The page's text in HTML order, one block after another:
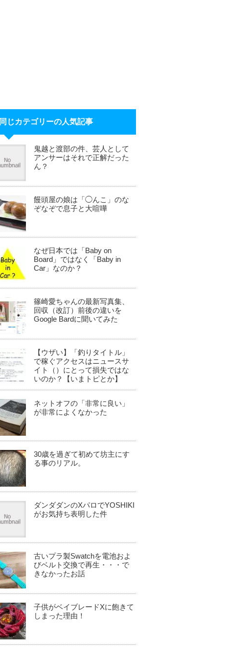
同じカテゴリーの人気記事
鬼越と渡部の件、芸人として
アンサーはそれで正解だった
ん？
饅頭屋の娘は「◯んこ」のな
ぞなぞで息子と大喧嘩
なぜ日本では「Baby on
Board」ではなく「Baby in
Car」なのか？
篠崎愛ちゃんの最新写真集、
回収（改訂）前後の違いを
Google Bardに聞いてみた
【ウザい】「釣りタイトル」
で稼ぐアクセスはニュースサ
イト（）にとって損失ではな
いのか？【いまトピとか】
ネットオフの「非常に良い」
が非常によくなかった
30歳を過ぎて初めて坊主にす
る事のリアル。
ダンダダンのXパロでYOSHIKI
がお気持ち表明した件
古いプラ製Swatchを電池およ
びベルト交換で再生・・・で
きなかったお話
子供がベイブレードXに飽きて
しまった理由！